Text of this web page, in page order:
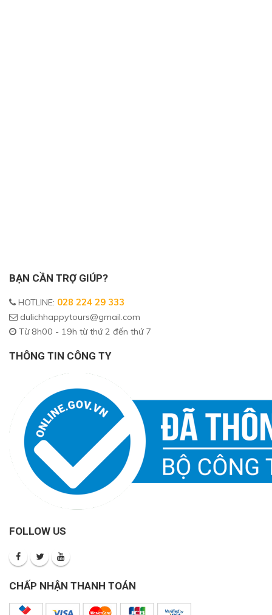
BẠN CẦN TRỢ GIÚP?
HOTLINE: 028 224 29 333
dulichhappytours@gmail.com
Từ 8h00 - 19h từ thứ 2 đến thứ 7
THÔNG TIN CÔNG TY
FOLLOW US
CHẤP NHẬN THANH TOÁN